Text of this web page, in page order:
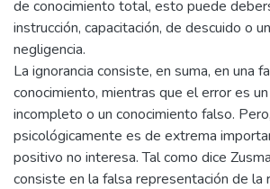
de conocimiento total, esto puede
instrucción, capacitación, de descuido o
negligencia.
La ignorancia consiste, en suma, en una
conocimiento, mientras que el error es
incompleto o un conocimiento falso.
psicológicamente es de extrema
positivo no interesa. Tal como dice
consiste en la falsa representación de la